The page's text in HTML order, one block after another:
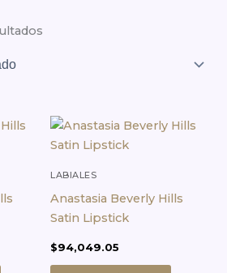
LABIALES
Anastasia Beverly Hills
Satin Lipstick
$94,049.05